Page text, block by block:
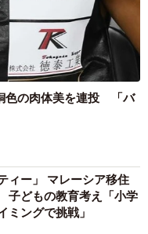
さんから聞いた息子くん
ジをお母さんに読み聞
ぎる笑顔と反応に、
んたちも感動してい
色の肉体美を連投 「バ
ィー」 マレーシア移住
どもの教育考え「小学
ミングで挑戦」